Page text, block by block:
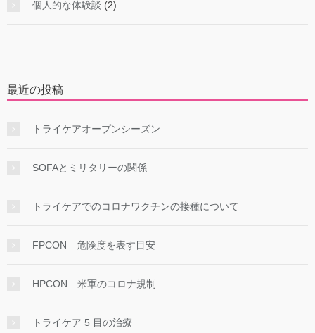
個人的な体験談 (2)
最近の投稿
トライケアオープンシーズン
SOFAとミリタリーの関係
トライケアでのコロナワクチンの接種について
FPCON 危険度を表す目安
HPCON 米軍のコロナ規制
トライケア 5 目の治療